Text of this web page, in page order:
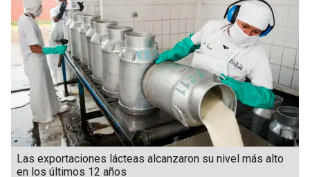
Las exportaciones lácteas alcanzaron su nivel más alto
en los últimos 12 años